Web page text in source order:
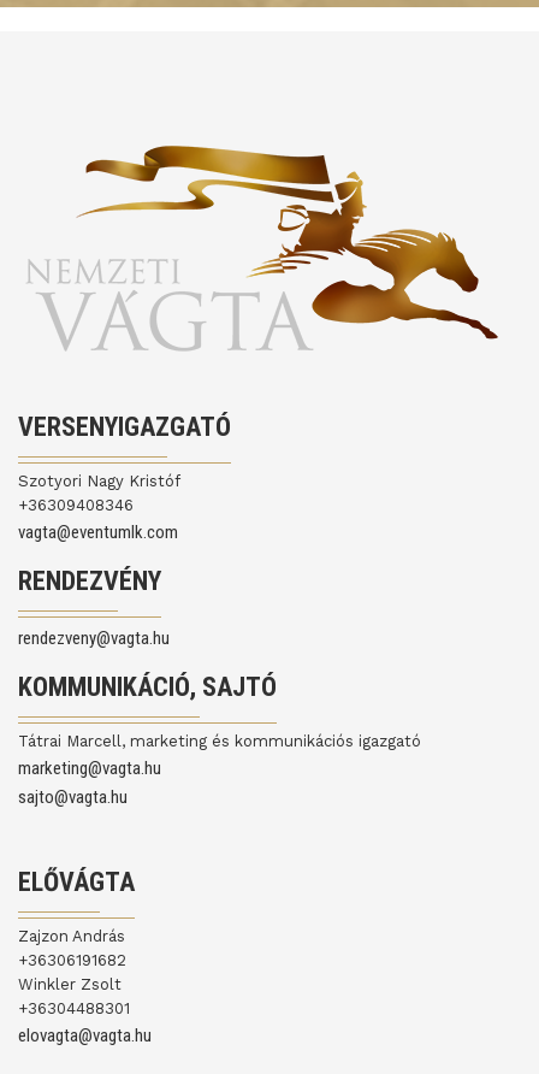
VERSENYIGAZGATÓ
Szotyori Nagy Kristóf
+36309408346
vagta@eventumlk.com
RENDEZVÉNY
rendezveny@vagta.hu
KOMMUNIKÁCIÓ, SAJTÓ
Tátrai Marcell, marketing és kommunikációs igazgató
marketing@vagta.hu
sajto@vagta.hu
ELŐVÁGTA
Zajzon András
+36306191682
Winkler Zsolt
+36304488301
elovagta@vagta.hu